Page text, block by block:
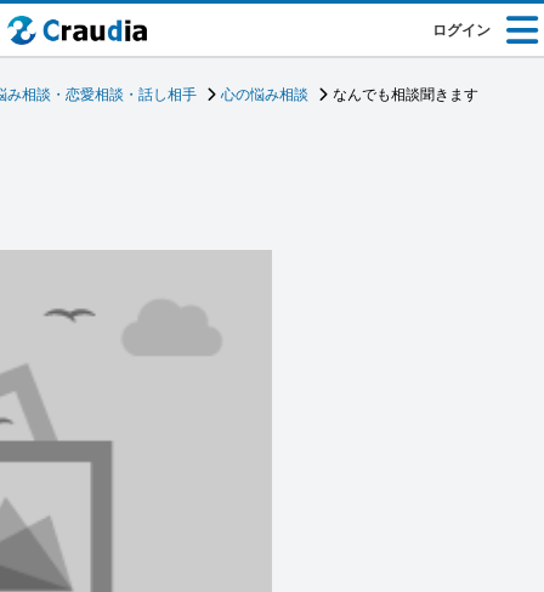
ログイン
み相談・恋愛相談・話し相手 心の悩み相談 なんでも相談聞きます